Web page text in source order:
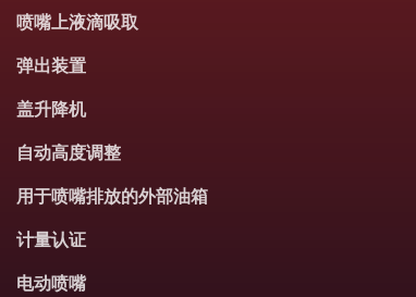
喷嘴上液滴吸取
弹出装置
盖升降机
自动高度调整
用于喷嘴排放的外部油箱
计量认证
电动喷嘴